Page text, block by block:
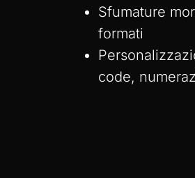
Sfumature
formati
code,